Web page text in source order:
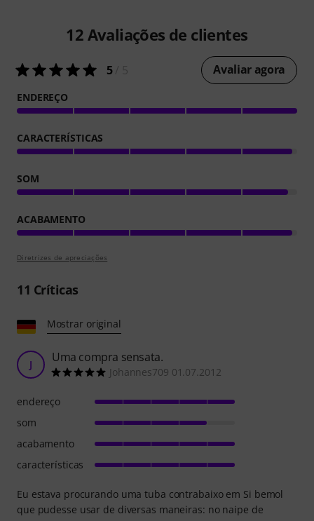
12 Avaliações de clientes
5/ 5 Avaliar agora
ENDEREÇO
CARACTERÍSTICAS
SOM
ACABAMENTO
Diretrizes de apreciações
11 Críticas
Mostrar original
J Uma compra sensata.
Johannes709 01.07.2012
Eu estava procurando uma tuba contrabaixo em Si bemol
que pudesse usar de diversas maneiras: no naipe de
endereço
som
acabamento
características